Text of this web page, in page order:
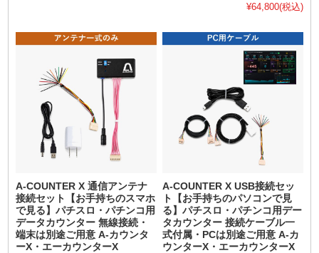
¥64,800(税込)
A-COUNTER X 通信アンテナ
接続セット【お手持ちのスマホ
で見る】パチスロ・パチンコ用
データカウンター 無線接続・
端末は別途ご用意 A-カウンタ
ーX・エーカウンターX
A-COUNTER X USB接続セッ
ト【お手持ちのパソコンで見
る】パチスロ・パチンコ用デー
タカウンター 接続ケーブル一
式付属・PCは別途ご用意 A-カ
ウンターX・エーカウンターX